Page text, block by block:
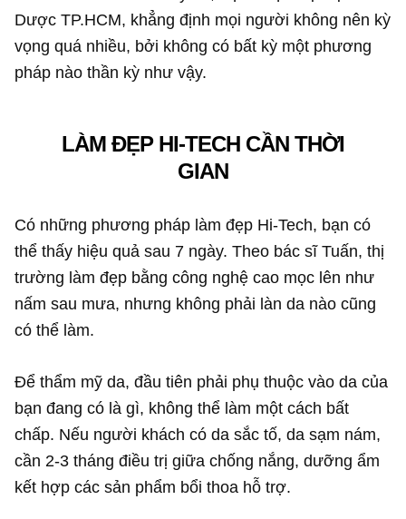
Dược TP.HCM, khẳng định mọi người không nên kỳ
vọng quá nhiều, bởi không có bất kỳ một phương
pháp nào thần kỳ như vậy.
LÀM ĐẸP HI-TECH CẦN THỜI
GIAN
Có những phương pháp làm đẹp Hi-Tech, bạn có
thể thấy hiệu quả sau 7 ngày. Theo bác sĩ Tuấn, thị
trường làm đẹp bằng công nghệ cao mọc lên như
nấm sau mưa, nhưng không phải làn da nào cũng
có thể làm.
Để thẩm mỹ da, đầu tiên phải phụ thuộc vào da của
bạn đang có là gì, không thể làm một cách bất
chấp. Nếu người khách có da sắc tố, da sạm nám,
cần 2-3 tháng điều trị giữa chống nắng, dưỡng ẩm
kết hợp các sản phẩm bổi thoa hỗ trợ.